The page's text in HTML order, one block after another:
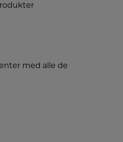
med alle de